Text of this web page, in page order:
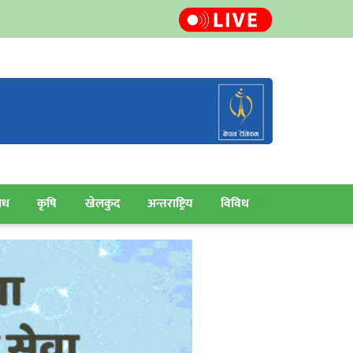
कृषि खेलकुद अन्तराष्ट्रिय विविध